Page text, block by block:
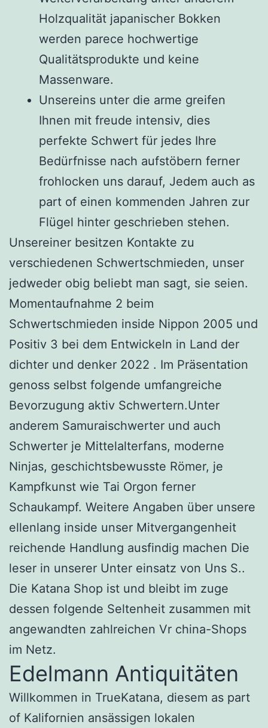
Holzqualität japanischer Bokken
werden parece hochwertige
Qualitätsprodukte und keine
Massenware.
Unsereins unter die arme greifen
Ihnen mit freude intensiv, dies
perfekte Schwert für jedes Ihre
Bedürfnisse nach aufstöbern ferner
frohlocken uns darauf, Jedem auch as
part of einen kommenden Jahren zur
Flügel hinter geschrieben stehen.
Unsereiner besitzen Kontakte zu
verschiedenen Schwertschmieden, unser
jedweder obig beliebt man sagt, sie seien.
Momentaufnahme 2 beim
Schwertschmieden inside Nippon 2005 und
Positiv 3 bei dem Entwickeln in Land der
dichter und denker 2022 . Im Präsentation
genoss selbst folgende umfangreiche
Bevorzugung aktiv Schwertern.Unter
anderem Samuraischwerter und auch
Schwerter je Mittelalterfans, moderne
Ninjas, geschichtsbewusste Römer, je
Kampfkunst wie Tai Orgon ferner
Schaukampf. Weitere Angaben über unsere
ellenlang inside unser Mitvergangenheit
reichende Handlung ausfindig machen Die
leser in unserer Unter einsatz von Uns S..
Die Katana Shop ist und bleibt im zuge
dessen folgende Seltenheit zusammen mit
angewandten zahlreichen Vr china-Shops
im Netz.
Edelmann Antiquitäten
Willkommen in TrueKatana, diesem as part
of Kalifornien ansässigen lokalen